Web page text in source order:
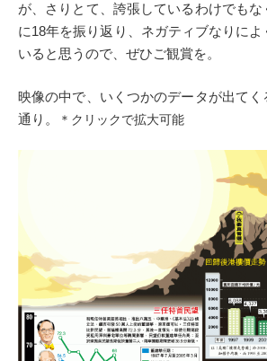
が、さりとて、誇張しているわけでもな
に18年を振り返り、ネガティブなりに
いると思うので、ぜひご観賞を。
映像の中で、いくつかのデータが出て
通り。
＊クリックで拡大可能